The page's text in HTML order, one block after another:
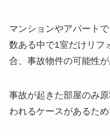
マンションやアパート
数ある中で1室だけリフ
合、事故物件の可能性が
事故が起きた部屋のみ
われるケースがあるため